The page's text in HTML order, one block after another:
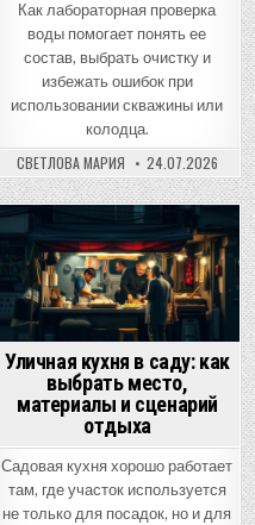
Как лабораторная проверка
воды помогает понять ее
состав, выбрать очистку и
избежать ошибок при
использовании скважины или
колодца.
СВЕТЛОВА МАРИЯ 24.07.2026
Posted
in
Уличная кухня в саду: как
выбрать место,
материалы и сценарий
отдыха
Садовая кухня хорошо работает
там, где участок используется
не только для посадок, но и для